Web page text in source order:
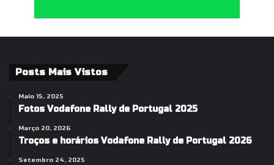
Posts Mais Vistos
Maio 15, 2025
Fotos Vodafone Rally de Portugal 2025
Março 20, 2026
Troços e horários Vodafone Rally de Portugal 2026
Setembro 24, 2025